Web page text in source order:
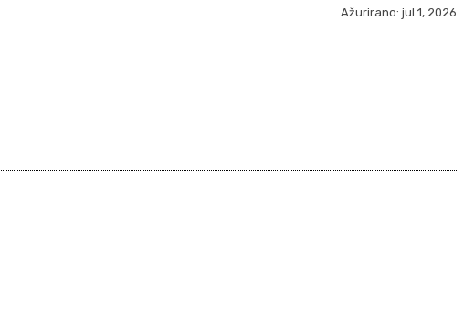
Ažurirano: jul 1, 2026